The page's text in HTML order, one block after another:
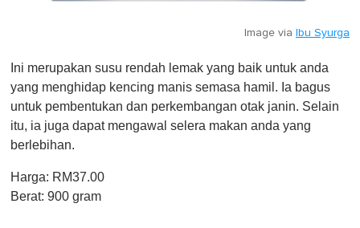
Image via Ibu Syurga
Ini merupakan susu rendah lemak yang baik untuk anda
yang menghidap kencing manis semasa hamil. Ia bagus
untuk pembentukan dan perkembangan otak janin. Selain
itu, ia juga dapat mengawal selera makan anda yang
berlebihan.
Harga: RM37.00
Berat: 900 gram